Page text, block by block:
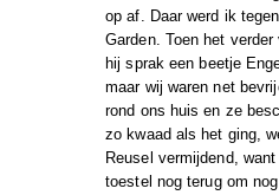
op af. Daar werd ik
Garden. Toen het
hij sprak een beetje
maar wij waren net
rond ons huis en ze
zo kwaad als het ging,
Reusel vermijdend,
toestel nog terug om